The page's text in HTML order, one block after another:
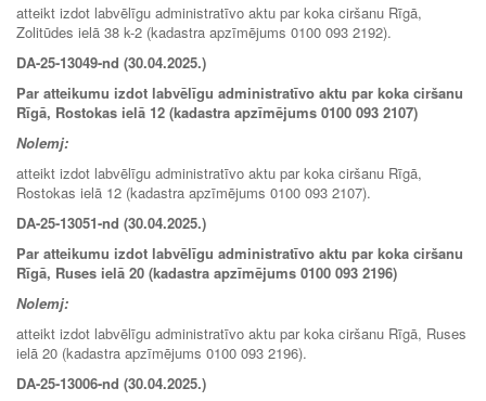
atteikt izdot labvēlīgu administratīvo aktu par koka ciršanu Rīgā,
Zolitūdes ielā 38 k-2 (kadastra apzīmējums 0100 093 2192).
DA-25-13049-nd (30.04.2025.)
Par atteikumu izdot labvēlīgu administratīvo aktu par koka ciršanu
Rīgā, Rostokas ielā 12 (kadastra apzīmējums 0100 093 2107)
Nolemj:
atteikt izdot labvēlīgu administratīvo aktu par koka ciršanu Rīgā,
Rostokas ielā 12 (kadastra apzīmējums 0100 093 2107).
DA-25-13051-nd (30.04.2025.)
Par atteikumu izdot labvēlīgu administratīvo aktu par koka ciršanu
Rīgā, Ruses ielā 20 (kadastra apzīmējums 0100 093 2196)
Nolemj:
atteikt izdot labvēlīgu administratīvo aktu par koka ciršanu Rīgā, Ruses
ielā 20 (kadastra apzīmējums 0100 093 2196).
DA-25-13006-nd (30.04.2025.)